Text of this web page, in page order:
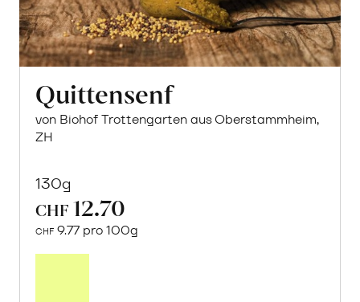
Quittensenf
von Biohof Trottengarten aus Oberstammheim,
ZH
130g
CHF 12.70
CHF 9.77 pro 100g